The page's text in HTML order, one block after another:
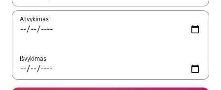
Atvykimas
Išvykimas